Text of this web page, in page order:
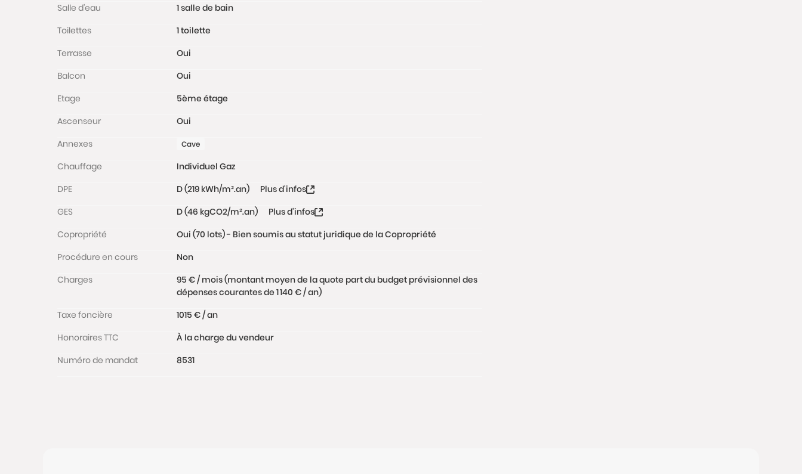
Salle d'eau
1 salle de bain
Toilettes
1 toilette
Terrasse
Oui
Balcon
Oui
Etage
5ème étage
Ascenseur
Oui
Annexes
Cave
Chauffage
Individuel Gaz
DPE
D (219 kWh/m².an)
Plus d'infos
GES
D (46 kgCO2/m².an)
Plus d'infos
Copropriété
Oui (70 lots) - Bien soumis au statut juridique de la Copropriété
Procédure en cours
Non
Charges
95 € / mois (montant moyen de la quote part du budget prévisionnel des
dépenses courantes de 1 140 € / an)
Taxe foncière
1015 € / an
Honoraires TTC
À la charge du vendeur
Numéro de mandat
8531